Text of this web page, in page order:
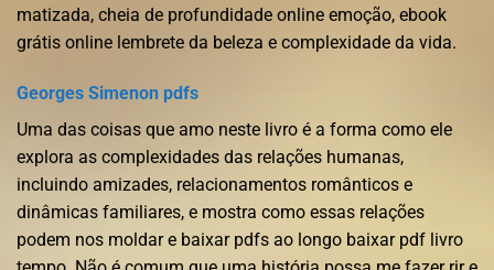
matizada, cheia de profundidade online emoção, ebook
grátis online lembrete da beleza e complexidade da vida.
Georges Simenon pdfs
Uma das coisas que amo neste livro é a forma como ele
explora as complexidades das relações humanas,
incluindo amizades, relacionamentos românticos e
dinâmicas familiares, e mostra como essas relações
podem nos moldar e baixar pdfs ao longo baixar pdf livro